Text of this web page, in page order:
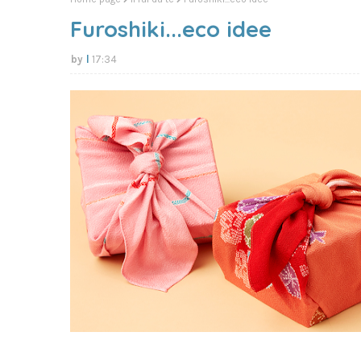
Furoshiki...eco idee
17:34